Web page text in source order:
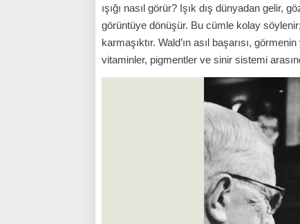
ışığı nasıl görür? Işık dış dünyadan gelir,
görüntüye dönüşür. Bu cümle kolay
karmaşıktır. Wald’ın asıl başarısı,
vitaminler, pigmentler ve sinir sistemi